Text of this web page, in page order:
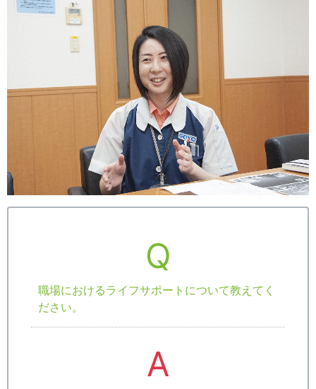
Q
職場におけるライフサポートについて教えてく
ださい。
A